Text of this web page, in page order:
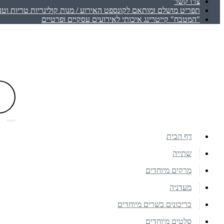
תפריט מושלם ומותאם לקונספט האירוע / מנות קולינריות טריות
"המטבח" קייטרינג איכותי לאירועים עסקיים ופרטיים
דף הבית
שתייה
מרקים מיוחדים
מעדניה
כריכונים בשרים מיוחדים
סלטים מיוחדים